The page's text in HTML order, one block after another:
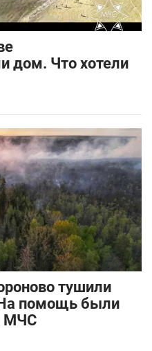
дом. Что хотели
тушили
помощь были
МЧС